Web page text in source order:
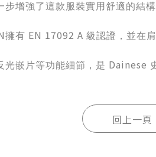
步增強了這款服裝實用舒適的結
擁有 EN 17092 A級認證，並在
光嵌片等功能細節，是 Dainese